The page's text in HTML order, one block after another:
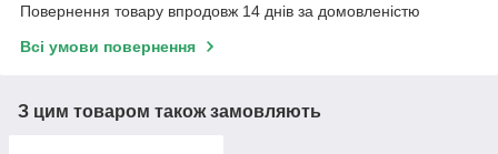
Повернення товару впродовж 14 днів за домовленістю
Всі умови повернення
З цим товаром також замовляють